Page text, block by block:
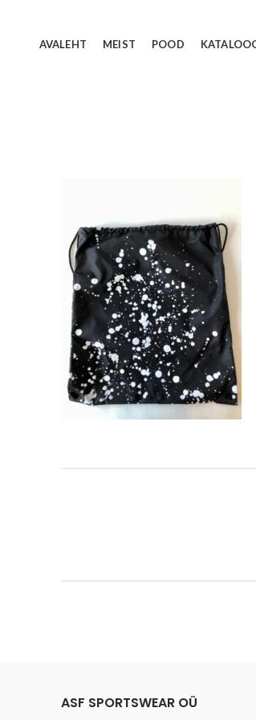
AVALEHT MEIST POOD
ASF SPORTSWEAR OÜ